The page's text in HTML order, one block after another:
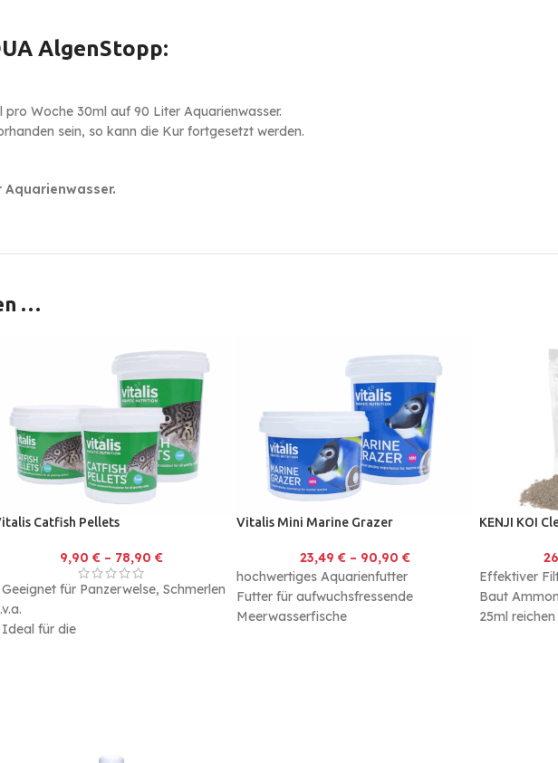
AlgenStopp:
Woche 30ml auf 90 Liter Aquarienwasser.
sein, so kann die Kur fortgesetzt werden.
Aquarienwasser.
…
Catfish Pellets
9,90€ – 78,90€
Geeignet für Panzerwelse, Schmerlen
Ideal für die
Vitalis Mini Marine Grazer
23,49 €– 90,90 €
hochwertiges Aquarienfutter
Futter für aufwuchsfressende
Meerwasserfische
KENJI KOI
Effektiver
Baut
25ml